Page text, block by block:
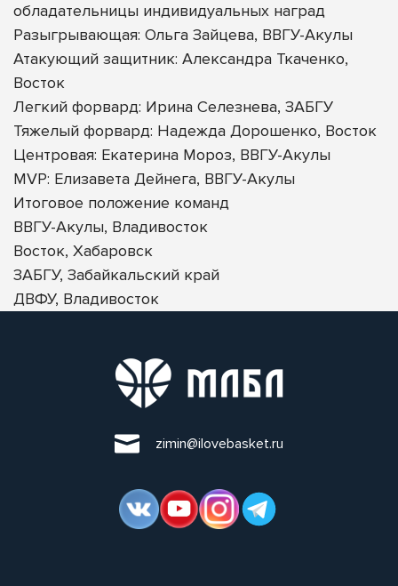
обладательницы индивидуальных наград
Разыгрывающая: Ольга Зайцева, ВВГУ-Акулы
Атакующий защитник: Александра Ткаченко,
Восток
Легкий форвард: Ирина Селезнева, ЗАБГУ
Тяжелый форвард: Надежда Дорошенко, Восток
Центровая: Екатерина Мороз, ВВГУ-Акулы
MVP: Елизавета Дейнега, ВВГУ-Акулы
Итоговое положение команд
ВВГУ-Акулы, Владивосток
Восток, Хабаровск
ЗАБГУ, Забайкальский край
ДВФУ, Владивосток
zimin@ilovebasket.ru